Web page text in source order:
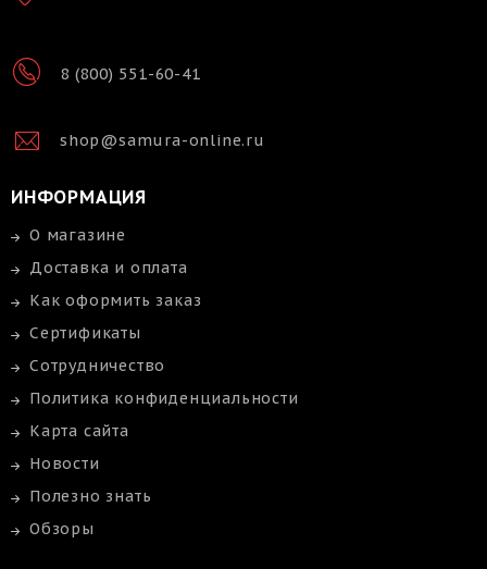
8 (800) 551-60-41
shop@samura-online.ru
ИНФОРМАЦИЯ
О магазине
Доставка и оплата
Как оформить заказ
Сертификаты
Сотрудничество
Политика конфиденциальности
Карта сайта
Новости
Полезно знать
Обзоры